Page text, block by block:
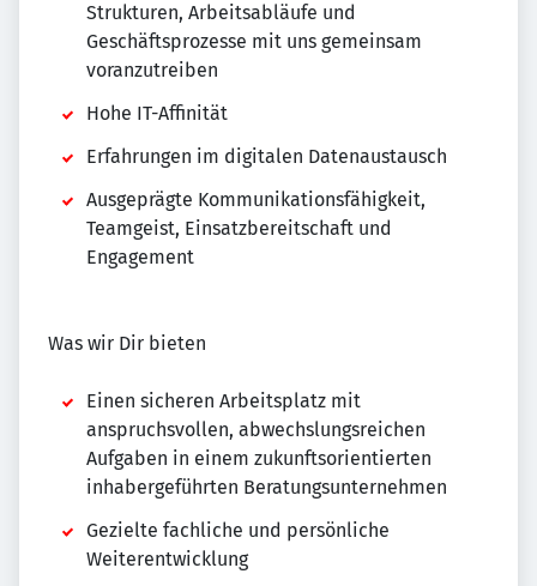
Strukturen, Arbeitsabläufe und
Geschäftsprozesse mit uns gemeinsam
voranzutreiben
Hohe IT-Affinität
Erfahrungen im digitalen Datenaustausch
Ausgeprägte Kommunikationsfähigkeit,
Teamgeist, Einsatzbereitschaft und
Engagement
Was wir Dir bieten
Einen sicheren Arbeitsplatz mit
anspruchsvollen, abwechslungsreichen
Aufgaben in einem zukunftsorientierten
inhabergeführten Beratungsunternehmen
Gezielte fachliche und persönliche
Weiterentwicklung